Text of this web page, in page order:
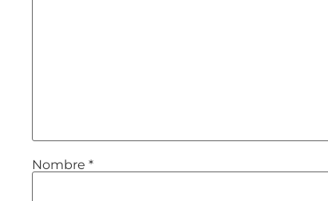
Nombre *